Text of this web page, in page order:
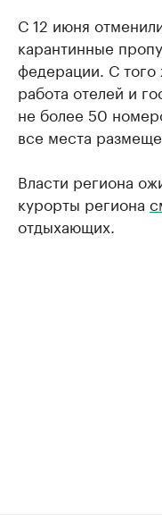
С 12 июня
карантинные
федерации. С
работа отелей и
не более 50
все места
Власти региона
курорты региона
отдыхающих.